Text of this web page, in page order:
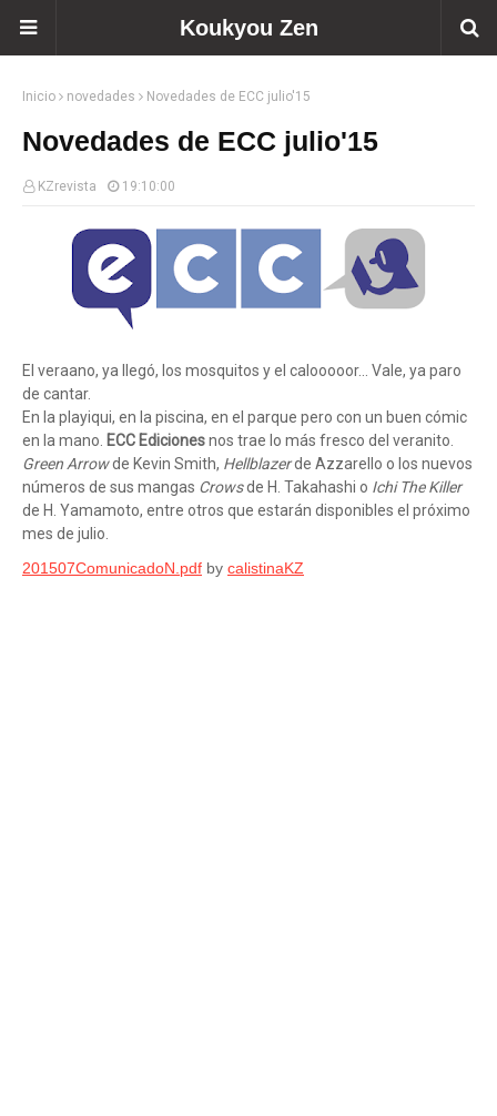
Koukyou Zen
Inicio novedades Novedades de ECC julio'15
Novedades de ECC julio'15
KZrevista 19:10:00
El veraano, ya llegó, los mosquitos y el calooooor... Vale, ya paro
de cantar.
En la playiqui, en la piscina, en el parque pero con un buen cómic
en la mano. ECC Edicionesnos trae lo más fresco del veranito.
Green Arrowde Kevin Smith, Hellblazerde Azzarello o los nuevos
números de sus mangas Crowsde H. Takahashi o Ichi The Killer
de H. Yamamoto, entre otros que estarán disponibles el próximo
mes de julio.
201507ComunicadoN.pdf by calistinaKZ